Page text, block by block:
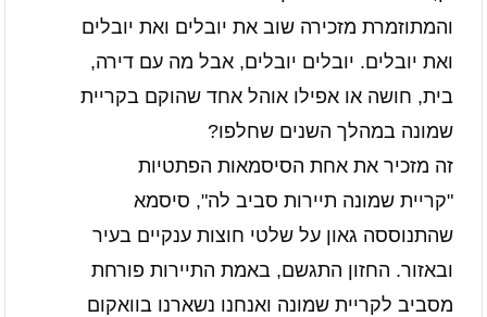
והמתוזמרת מזכירה שוב את יובלים ואת יובלים
ואת יובלים. יובלים יובלים, אבל מה עם דירה,
בית, חושה או אפילו אוהל אחד שהוקם בקריית
שמונה במהלך השנים שחלפו?
זה מזכיר את אחת הסיסמאות הפתטיות
"קריית שמונה תיירות סביב לה", סיסמא
שהתנוססה גאון על שלטי חוצות ענקיים בעיר
ובאזור. החזון התגשם, באמת התיירות פורחת
מסביב לקריית שמונה ואנחנו נשארנו בוואקום